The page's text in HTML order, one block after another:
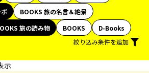
BOOKS 旅の名言＆絶景
旅の読み物 BOOKS
D-Books
絞り込み条件を追加
示